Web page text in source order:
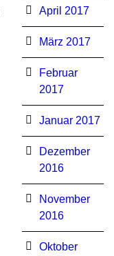
April 2017
März 2017
Februar
2017
Januar 2017
Dezember
2016
November
2016
Oktober